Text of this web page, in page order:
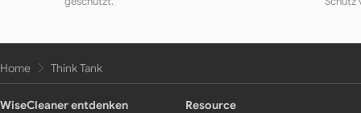
Home Think Tank
WiseCleaner entdenken
Resource